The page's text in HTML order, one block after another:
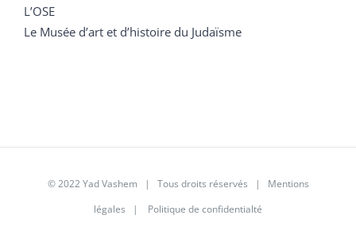
L’OSE
Le Musée d’art et d’histoire du Judaïsme
© 2022 Yad Vashem | Tous droits réservés | Mentions
légales | Politique de confidentialté